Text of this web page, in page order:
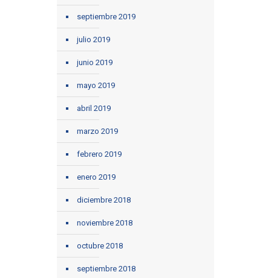
septiembre 2019
julio 2019
junio 2019
mayo 2019
abril 2019
marzo 2019
febrero 2019
enero 2019
diciembre 2018
noviembre 2018
octubre 2018
septiembre 2018